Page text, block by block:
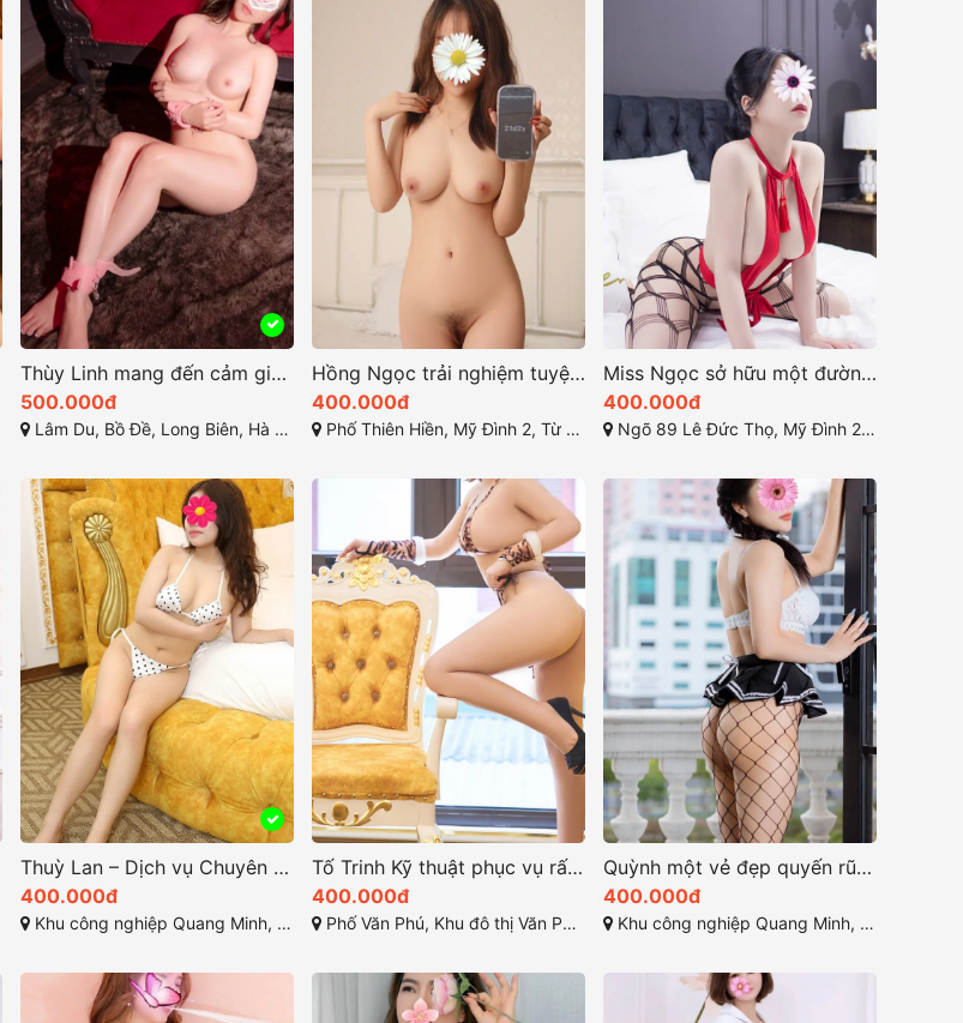
Thùy Linh mang đến cảm giác huyền bí và hấp dẫn
500.000đ
Lâm Du, Bồ Đề, Long Biên, Hà Nội, Việt Nam
Hồng Ngọc trải nghiệm tuyệt vời giây phút thăng hoa và thư giãn
400.000đ
Phố Thiên Hiền, Mỹ Đình 2, Từ Liêm, Hà Nội, Việt Nam
Miss Ngọc sở hữu một đường nét quyến rũ
400.000đ
Ngõ 89 Lê Đức Thọ, Mỹ Đình 2, Từ Liêm, Hà Nội
Thuỳ Lan – Dịch vụ Chuyên Nghiệp tại KCN Mê Linh Hà Nội
400.000đ
Khu công nghiệp Quang Minh, Quang Minh, Mê Linh, Hà Nội
Tố Trinh Kỹ thuật phục vụ rất điêu luyện
400.000đ
Phố Văn Phú, Khu đô thị Văn Phú, Quang Trung, Hà Đông, Hà Nội
Quỳnh một vẻ đẹp quyến rũ mạnh mẽ
400.000đ
Khu công nghiệp Quang Minh, Quang Minh, Mê Linh, Hà Nội